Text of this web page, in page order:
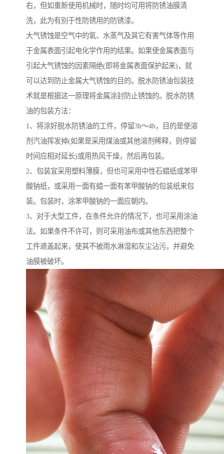
右，但如重新使用机械时，随时均可用将防锈油膜清
洗，此为有别于性防锈用的防锈漆。
大气锈蚀是空气中的氧、水蒸气及其它有害气体等作用
于金属表面引起电化学作用的结果。如果使金属表面与
引起大气锈蚀的因素隔绝(即将金属表面保护起来)，就
可以达到防止金属大气锈蚀的目的。脱水防锈油包装技
术就是根据这一原理将金属涂封防止锈蚀的。脱水防锈
油的包装方法：
1、将涂好脱水防锈油的工件，停留3h～4h，目的是使溶
剂汽油挥发掉(如果是采用煤油或其他溶剂稀释，则停留
时间应相对延长)或用热风干燥，然后再包装。
2、包装宜采用塑料薄膜，但也可采用中性石蜡纸或苯甲
酸钠纸，或采用一面有蜡一面有苯甲酸钠的包装纸来包
装。包装时，涂苯甲酸钠的一面应朝内。
3、对于大型工件，在条件允许的情况下，也可采用涂油
法。如果条件不许可，则可采用油布或其他东西把整个
工件遮盖起来，使其不被雨水淋湿和灰尘沾污，并避免
油膜被破坏。